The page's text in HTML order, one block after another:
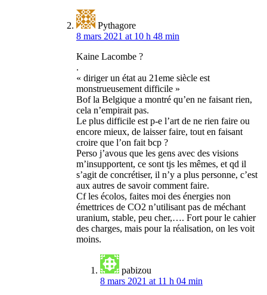
Pythagore
8 mars 2021 at 10 h 48 min
Kaine Lacombe ?
.
« diriger un état au 21eme siècle est
monstrueusement difficile »
Bof la Belgique a montré qu’en ne faisant rien,
cela n’empirait pas.
Le plus difficile est p-e l’art de ne rien faire ou
encore mieux, de laisser faire, tout en faisant
croire que l’on fait bcp ?
Perso j’avous que les gens avec des visions
m’insupportent, ce sont tjs les mêmes, et qd il
s’agit de concrétiser, il n’y a plus personne, c’est
aux autres de savoir comment faire.
Cf les écolos, faites moi des énergies non
émettrices de CO2 n’utilisant pas de méchant
uranium, stable, peu cher,…. Fort pour le cahier
des charges, mais pour la réalisation, on les voit
moins.
pabizou
8 mars 2021 at 11 h 04 min